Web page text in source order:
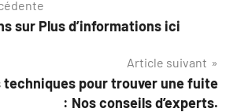
sur Plus d’informations ici
Article suivant
techniques pour trouver une fuite
: Nos conseils d’experts.